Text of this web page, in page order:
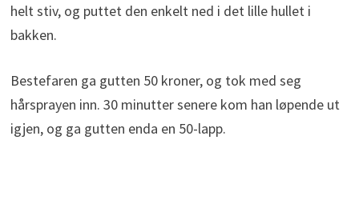
helt stiv, og puttet den enkelt ned i det lille hullet i
bakken.
Bestefaren ga gutten 50 kroner, og tok med seg
hårsprayen inn. 30 minutter senere kom han løpende ut
igjen, og ga gutten enda en 50-lapp.